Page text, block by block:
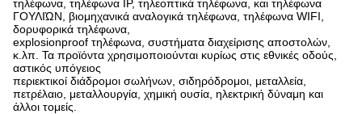
τηλέφωνα, τηλέφωνα IP, τηλεοπτικά τηλέφωνα, και τηλέφωνα
ΓΟΥΛΙΏΝ, βιομηχανικά αναλογικά τηλέφωνα, τηλέφωνα WIFI,
δορυφορικά τηλέφωνα,
explosionproof τηλέφωνα, συστήματα διαχείρισης αποστολών,
κ.λπ. Τα προϊόντα χρησιμοποιούνται κυρίως στις εθνικές οδούς,
αστικός υπόγειος
περιεκτικοί διάδρομοι σωλήνων, σιδηρόδρομοι, μεταλλεία,
πετρέλαιο, μεταλλουργία, χημική ουσία, ηλεκτρική δύναμη και
άλλοι τομείς.